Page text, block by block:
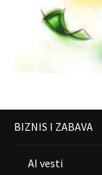
BIZNIS I ZABAVA
AI vesti